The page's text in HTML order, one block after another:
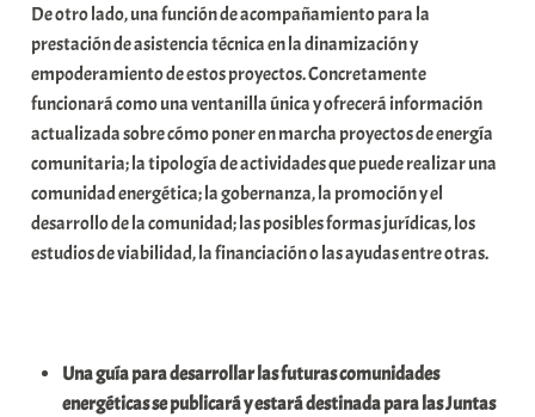
De otro lado, una función de acompañamiento para la
prestación de asistencia técnica en la dinamización y
empoderamiento de estos proyectos. Concretamente
funcionará como una ventanilla única y ofrecerá información
actualizada sobre cómo poner en marcha proyectos de energía
comunitaria; la tipología de actividades que puede realizar una
comunidad energética; la gobernanza, la promoción y el
desarrollo de la comunidad; las posibles formas jurídicas, los
estudios de viabilidad, la financiación o las ayudas entre otras.
Una guía para desarrollar las futuras comunidades
energéticas se publicará y estará destinada para las Juntas